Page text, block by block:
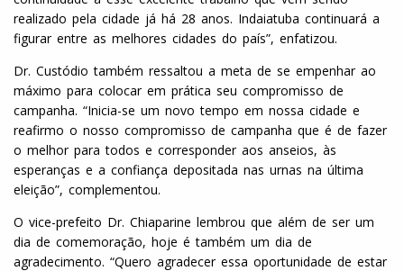
realizado pela cidade já há 28 anos. Indaiatuba continuará a
figurar entre as melhores cidades do país”, enfatizou.
Dr. Custódio também ressaltou a meta de se empenhar ao
máximo para colocar em prática seu compromisso de
campanha. “Inicia-se um novo tempo em nossa cidade e
reafirmo o nosso compromisso de campanha que é de fazer
o melhor para todos e corresponder aos anseios, às
esperanças e a confiança depositada nas urnas na última
eleição”, complementou.
O vice-prefeito Dr. Chiaparine lembrou que além de ser um
dia de comemoração, hoje é também um dia de
agradecimento. “Quero agradecer essa oportunidade de estar